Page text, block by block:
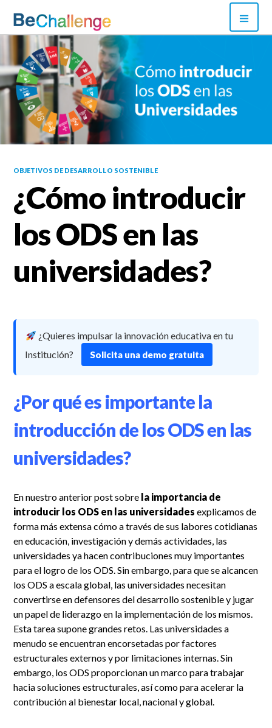
content
Bechallenge
OBJETIVOS DE DESARROLLO SOSTENIBLE
¿Cómo introducir
los ODS en las
universidades?
¿Quieres impulsar la innovación educativa en tu
Institución?
Solicita una demo gratuita
¿Por qué es importante la
introducción de los ODS en las
universidades?
En nuestro anterior post sobre la importancia de
introducir los ODS en las universidades explicamos de
forma más extensa cómo a través de sus labores cotidianas
en educación, investigación y demás actividades, las
universidades ya hacen contribuciones muy importantes
para el logro de los ODS. Sin embargo, para que se alcancen
los ODS a escala global, las universidades necesitan
convertirse en defensores del desarrollo sostenible y jugar
un papel de liderazgo en la implementación de los mismos.
Esta tarea supone grandes retos. Las universidades a
menudo se encuentran encorsetadas por factores
estructurales externos y por limitaciones internas. Sin
embargo, los ODS proporcionan un marco para trabajar
hacia soluciones estructurales, así como para acelerar la
contribución al bienestar local, nacional y global.